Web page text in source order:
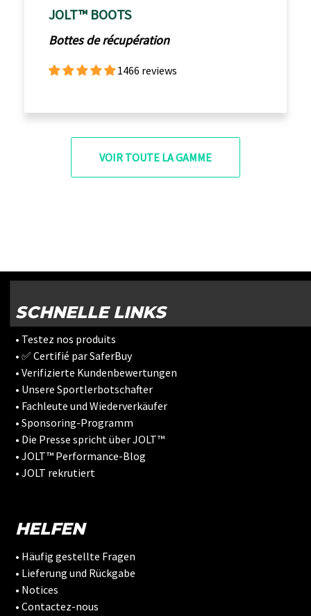
JOLT™ BOOTS
Bottes de récupération
1466 reviews
VOIR TOUTE LA GAMME
SCHNELLE LINKS
• Testez nos produits
• ✅ Certifié par SaferBuy
• Verifizierte Kundenbewertungen
• Unsere Sportlerbotschafter
• Fachleute und Wiederverkäufer
• Sponsoring-Programm
• Die Presse spricht über JOLT™
• JOLT™ Performance-Blog
• JOLT rekrutiert
HELFEN
• Häufig gestellte Fragen
• Lieferung und Rückgabe
• Notices
• Contactez-nous